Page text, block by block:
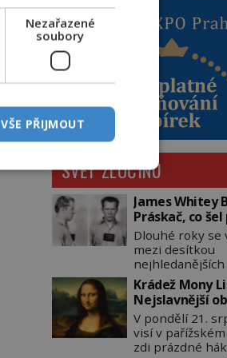
SVĚT ZLOČINU
James Whitey
Práskač, co šel
práskačích
Dlouhé roky se
mezi desítkou
nejhledanějších
dopracuje to až
dvě – hned po
Ládinovi
James
(1929–2018)
spoluúčasti na
Krádež Mony
Nejslavnější
zůstane dva
nezvěstný
V pondělí 21.
visí v
zdi prázdné
Nezařazené
soubory
VŠE PŘIJMOUT